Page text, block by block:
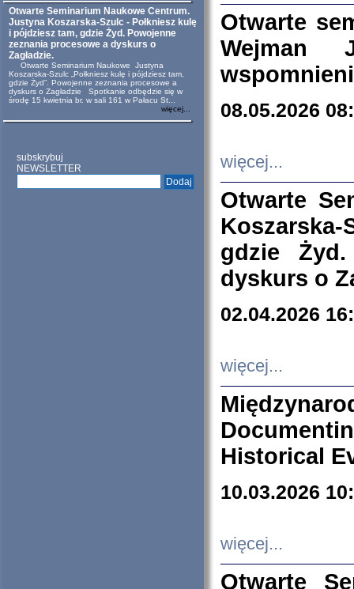
Otwarte Seminarium Naukowe Centrum.
Justyna Koszarska-Szulc - Połkniesz kulę
i pójdziesz tam, gdzie Żyd. Powojenne
zeznania procesowe a dyskurs o
Zagładzie.
Otwarte Seminarium Naukowe Justyna
Koszarska-Szulc „Połkniesz kulę i pójdziesz tam,
gdzie Żyd”. Powojenne zeznania procesowe a
dyskurs o Zagładzie Spotkanie odbędzie się w
środę 15 kwietnia br. w sali 161 w Pałacu St...
więcej...
subskrybuj
NEWSLETTER
Otwarte
Wejman
08.05.2026
więcej...
Otwarte
Koszarska-
gdzie
dyskurs o
02.04.2026
więcej...
Historical
10.03.2026
więcej...
Otwarte